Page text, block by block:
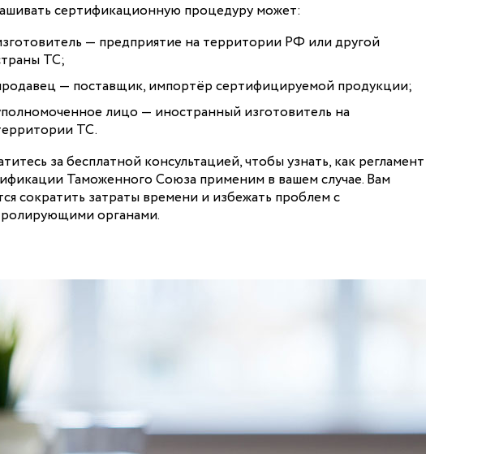
сертификационную процедуру может:
— предприятие на территории РФ или другой
ТС;
— поставщик, импортёр сертифицируемой продукции;
лицо — иностранный изготовитель на
ТС.
за бесплатной консультацией, чтобы узнать, как регламент
Таможенного Союза применим в вашем случае. Вам
сократить затраты времени и избежать проблем с
органами.